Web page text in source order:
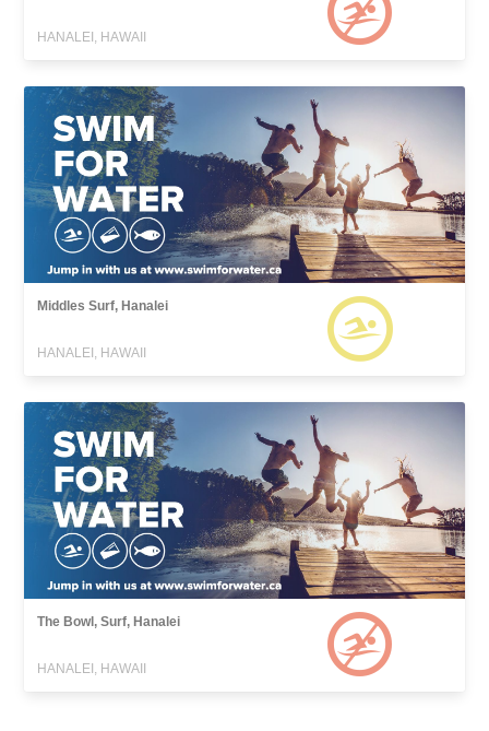
HANALEI, HAWAII
Middles Surf, Hanalei
HANALEI, HAWAII
The Bowl, Surf, Hanalei
HANALEI, HAWAII